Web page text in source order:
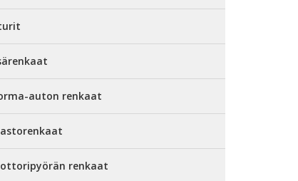
auton renkaat
renkaat